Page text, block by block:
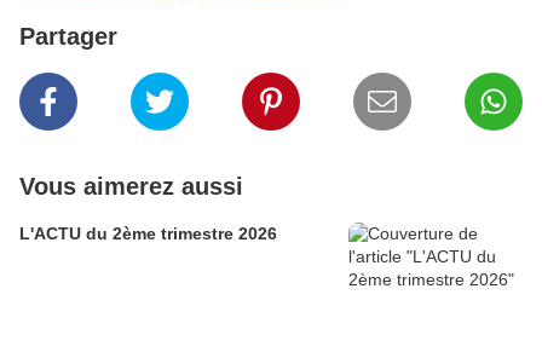
Partager
Vous aimerez aussi
L'ACTU du 2ème trimestre 2026